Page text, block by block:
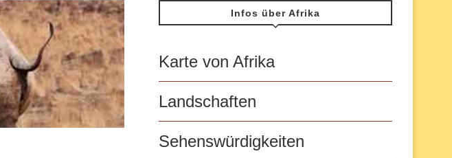
Infos über Afrika
Karte von Afrika
Landschaften
Sehenswürdigkeiten